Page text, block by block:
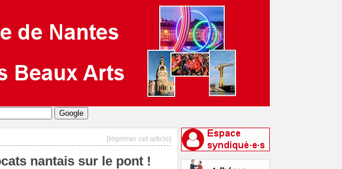
[Imprimer cet article}
nantais sur le pont !